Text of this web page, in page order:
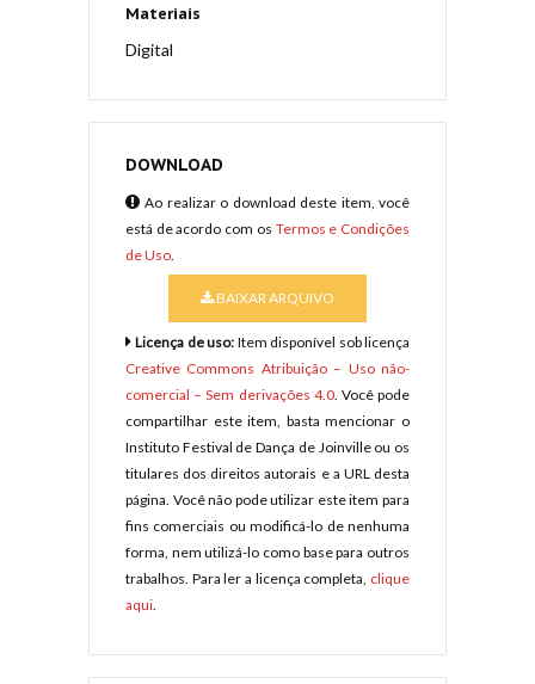
Materiais
Digital
DOWNLOAD
Ao realizar o download deste item, você
está de acordo com os Termos e Condições
de Uso.
BAIXAR ARQUIVO
Licença de uso: Item disponível sob licença
Creative Commons Atribuição – Uso não-
comercial – Sem derivações 4.0. Você pode
compartilhar este item, basta mencionar o
Instituto Festival de Dança de Joinville ou os
titulares dos direitos autorais e a URL desta
página. Você não pode utilizar este item para
fins comerciais ou modificá-lo de nenhuma
forma, nem utilizá-lo como base para outros
trabalhos. Para ler a licença completa, clique
aqui.